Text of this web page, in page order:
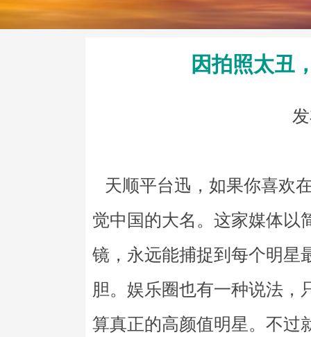
因拍照太丑
天顺平台迅，如果你喜欢
觉中国的大名。这家媒体以
镜，永远能捕捉到每个明星
胆。娱乐圈也有一种说法，
算真正的高颜值明星。不过